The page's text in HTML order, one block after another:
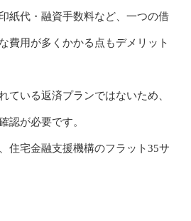
紙代・融資手数料など、一つの借
費用が多くかかる点もデメリット
ている返済プランではないため、
認が必要です。
住宅金融支援機構のフラット35サ